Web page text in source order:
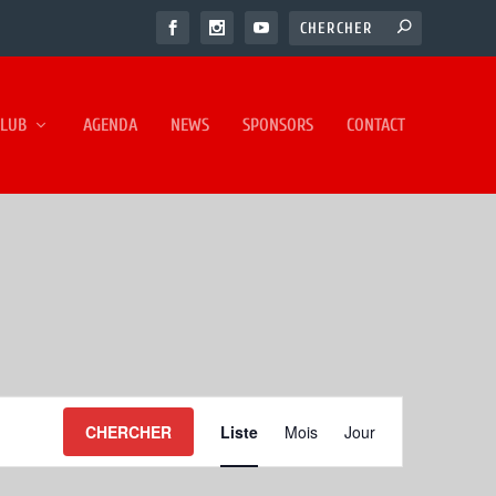
AGENDA NEWS SPONSORS CONTACT
CHERCHER
DE
VUES
Liste Mois Jour